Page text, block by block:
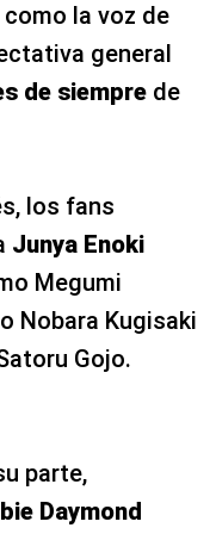
la voz de
general
de siempre de
los fans
Junya Enoki
Megumi
Nobara Kugisaki
Gojo.
parte,
Daymond